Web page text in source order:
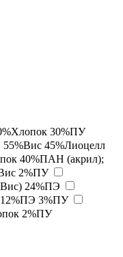
30%ПУ
55%Вис 45%Лиоцелл
40%ПАН (акрил);
2%ПУ
24%ПЭ
3%ПУ
2%ПУ